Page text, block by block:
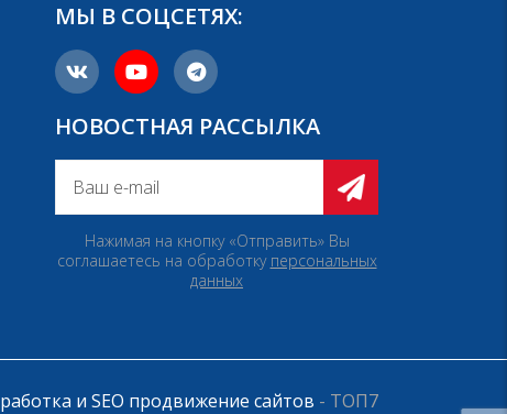
МЫ В СОЦСЕТЯХ:
НОВОСТНАЯ РАССЫЛКА
Нажимая на кнопку «Отправить» Вы
соглашаетесь на обработку персональных
данных
и SEO продвижение сайтов - ТОП7